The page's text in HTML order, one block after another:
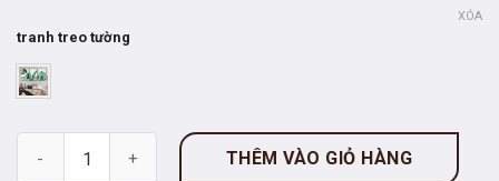
tranh treo tường
XÓA
Tranh Treo Tường Lá Xanh 10 số lượng
THÊM VÀO GIỎ HÀNG